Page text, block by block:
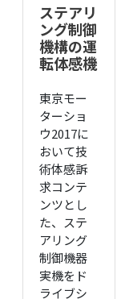
ステアリ
ング制御
機構の運
転体感機
東京モー
ターショ
ウ2017に
おいて技
術体感訴
求コンテ
ンツとし
た、ステ
アリング
制御機器
実機をド
ライブシ